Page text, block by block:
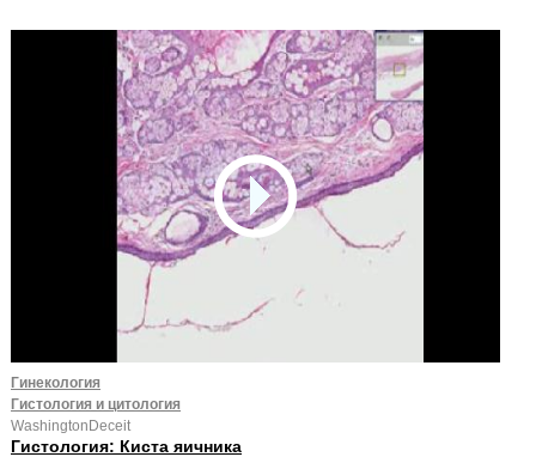
Гинекология
Гистология и цитология
WashingtonDeceit
Гистология: Киста яичника